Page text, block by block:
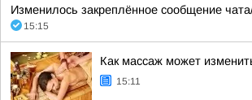
Изменилось закреплённое сообщение
15:15
Как массаж может
15:11